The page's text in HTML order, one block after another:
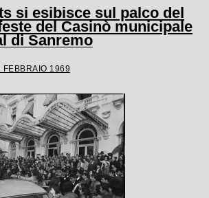
si esibisce sul palco del
del Casinò municipale
di Sanremo
1969